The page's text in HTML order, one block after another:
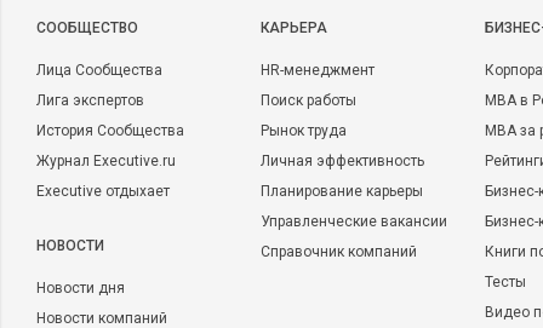
CООБЩЕСТВО
Лица Сообщества
Лига экспертов
История Сообщества
Журнал Executive.ru
Executive отдыхает
НОВОСТИ
Новости дня
Новости компаний
КАРЬЕРА
HR-менеджмент
Поиск работы
Рынок труда
Личная эффективность
Планирование карьеры
Управленческие вакансии
Справочник компаний
MBA в
MBA
Бизнес-
Книги
Тесты
Видео